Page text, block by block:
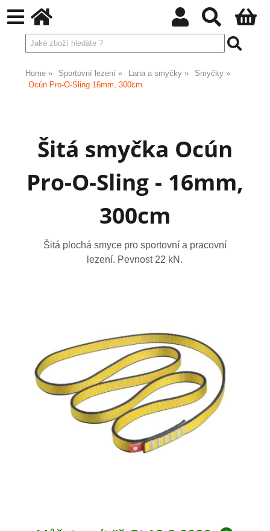
Home Sportovní lezení Lana a smyčky
Smyčky
Ocún Pro-O-Sling 16mm, 300cm
Šitá smyčka Ocún
Pro-O-Sling - 16mm,
300cm
Šitá plochá smyce pro sportovní a pracovní
lezení. Pevnost 22 kN.